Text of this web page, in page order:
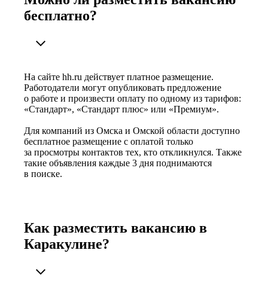
бесплатно?
На сайте hh.ru действует платное размещение.
Работодатели могут опубликовать предложение
о работе и произвести оплату по одному из тарифов:
«Стандарт», «Стандарт плюс» или «Премиум».
Для компаний из Омска и Омской области доступно
бесплатное размещение с оплатой только
за просмотры контактов тех, кто откликнулся. Также
такие объявления каждые 3 дня поднимаются
в поиске.
Как разместить вакансию в
Каракулине?